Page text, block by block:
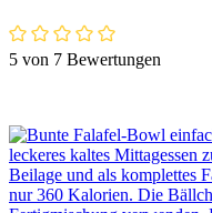
5 von 7 Bewertungen